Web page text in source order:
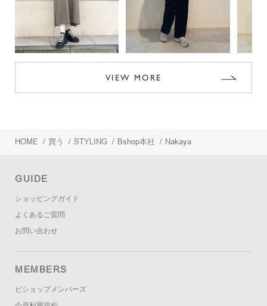
VIEW MORE
HOME / 買う / STYLING / Bshop本社 / Nakaya
GUIDE
ショッピングガイド
よくあるご質問
お問い合わせ
MEMBERS
ビショップメンバーズ